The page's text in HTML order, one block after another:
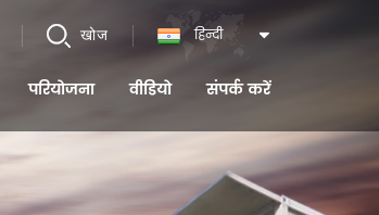
हिन्दी
खोज
परियोजना वीडियो संपर्क करें